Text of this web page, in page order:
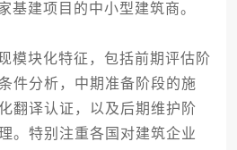
基建项目的中小型建筑商。
块化特征，包括前期评估阶
件分析，中期准备阶段的施
翻译认证，以及后期维护阶
。特别注重各国对建筑企业